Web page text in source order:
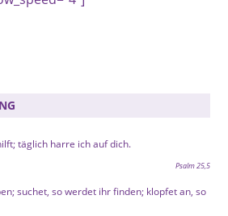
täglich harre ich auf dich.
Psalm 25,5
suchet, so werdet ihr finden; klopfet an, so